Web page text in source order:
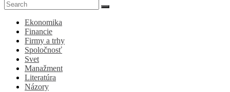
Ekonomika
Financie
Firmy a trhy
Spoločnosť
Svet
Manažment
Literatúra
Názory